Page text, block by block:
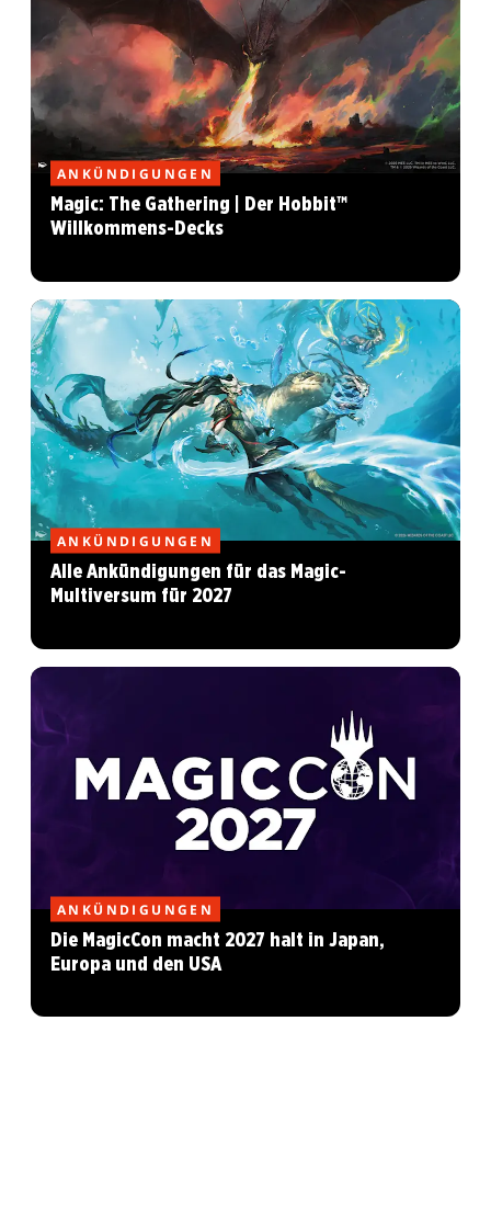
ANKÜNDIGUNGEN
Magic: The Gathering | Der Hobbit™
Willkommens-Decks
ANKÜNDIGUNGEN
Alle Ankündigungen für das Magic-
Multiversum für 2027
ANKÜNDIGUNGEN
Die MagicCon macht 2027 halt in Japan,
Europa und den USA